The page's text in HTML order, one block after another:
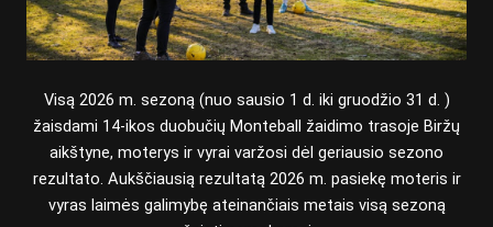
Visą 2026 m. sezoną (nuo sausio 1 d. iki gruodžio 31 d. )
žaisdami 14-ikos duobučių Monteball žaidimo trasoje Biržų
aikštyne, moterys ir vyrai varžosi dėl geriausio sezono
rezultato. Aukščiausią rezultatą 2026 m. pasiekę moteris ir
vyras laimės galimybę ateinančiais metais visą sezoną